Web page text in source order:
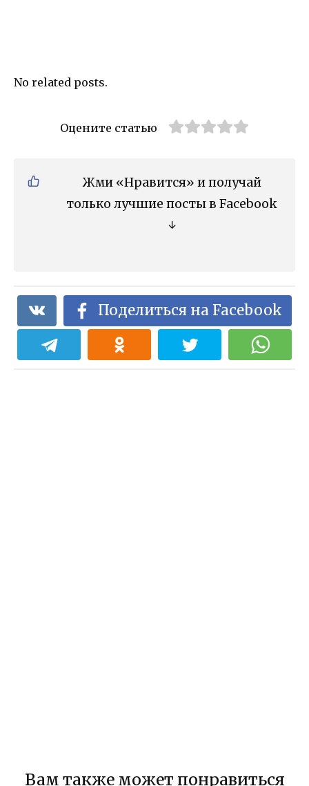
No related posts.
Оцените статью
Жми «Нравится» и получай
только лучшие посты в Facebook
↓
Поделиться на Facebook
Вам также может понравиться